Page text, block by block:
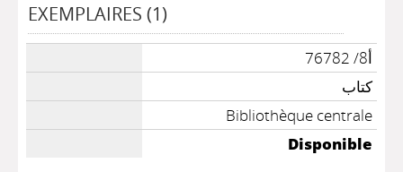
EXEMPLAIRES (1)
أ8/ 76782
كتاب
Bibliothèque centrale
Disponible